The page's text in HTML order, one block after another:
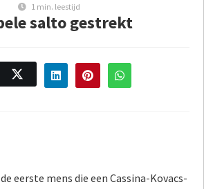
1 min. leestijd
salto gestrekt
eerste mens die een Cassina-Kovacs-